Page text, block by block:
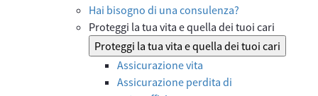
Hai bisogno di una consulenza?
Proteggi la tua vita e quella dei tuoi cari
Proteggi la tua vita e quella dei tuoi cari
Assicurazione vita
Assicurazione perdita di